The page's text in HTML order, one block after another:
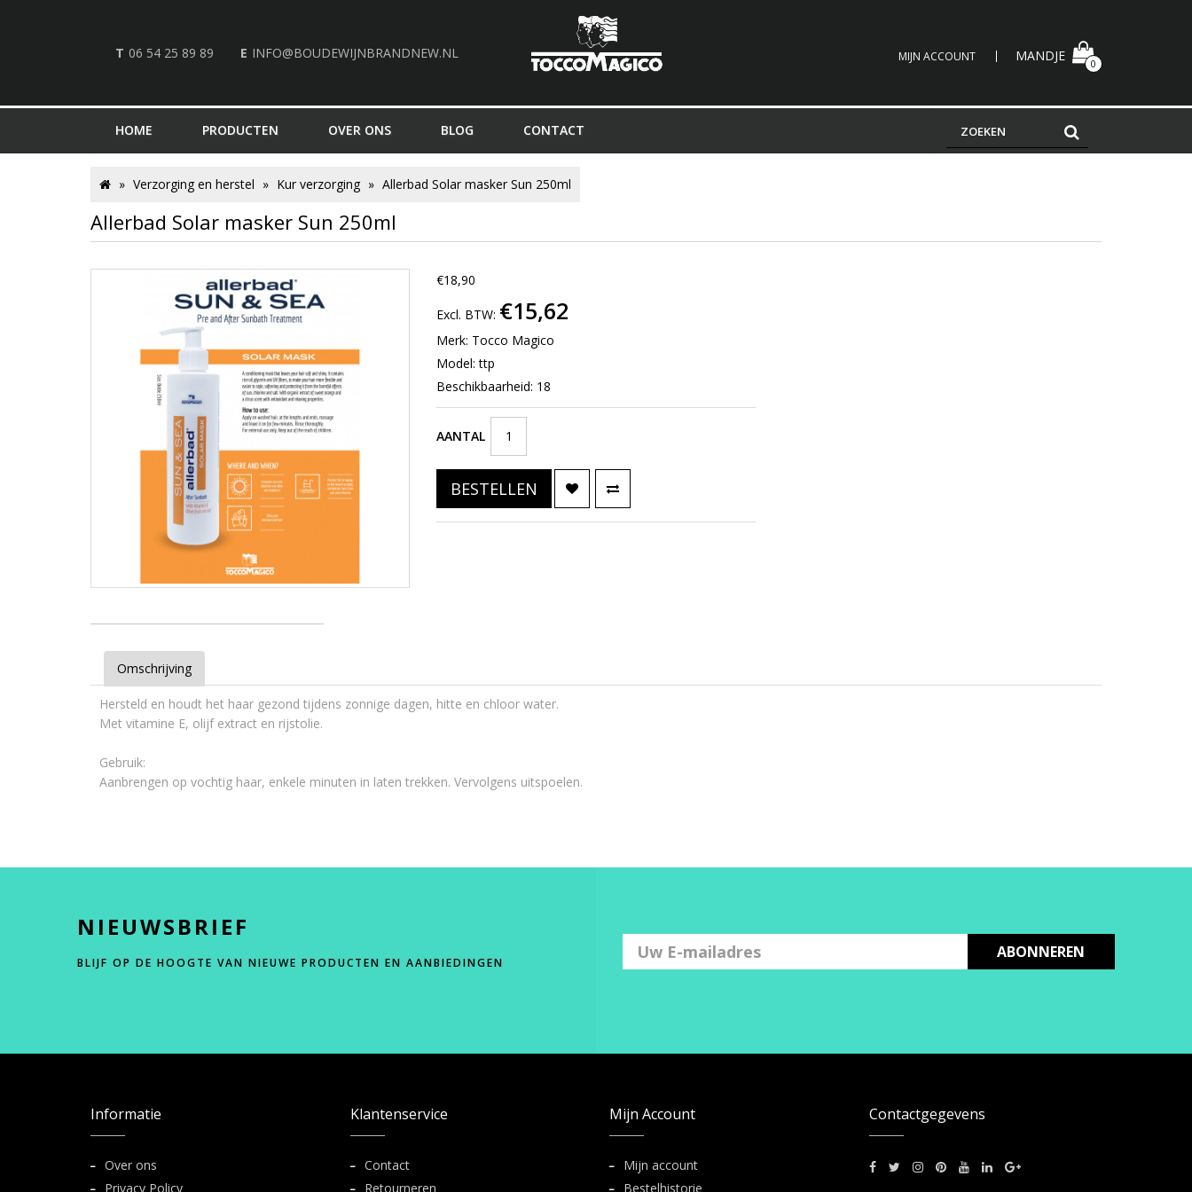
T 06 54 25 89 89 E INFO@BOUDEWIJNBRANDNEW.NL MIJN ACCOUNT MANDJE 0
HOME PRODUCTEN OVER ONS BLOG CONTACT
Allerbad Solar masker Sun 250ml
Verzorging en herstel Kur verzorging Allerbad Solar masker Sun 250ml
€18,90
Excl. BTW: €15,62
Merk: Tocco Magico
Model: ttp
Beschikbaarheid: 18
AANTAL
BESTELLEN
Omschrijving
Hersteld en houdt het haar gezond tijdens zonnige dagen, hitte en chloor water.
Met vitamine E, olijf extract en rijstolie.
Gebruik:
Aanbrengen op vochtig haar, enkele minuten in laten trekken. Vervolgens uitspoelen.
NIEUWSBRIEF
BLIJF OP DE HOOGTE VAN NIEUWE PRODUCTEN EN AANBIEDINGEN
ABONNEREN
Informatie
Over ons
Privacy Policy
Klantenservice
Contact
Retourneren
Mijn Account
Mijn account
Bestelhistorie
Contactgegevens